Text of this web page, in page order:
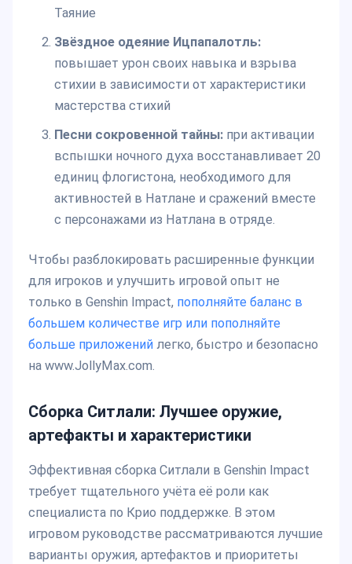
Таяние
Звёздное одеяние Ицпапалотль:
повышает урон своих навыка и взрыва
стихии в зависимости от характеристики
мастерства стихий
Песни сокровенной тайны: при активации
вспышки ночного духа восстанавливает 20
единиц флогистона, необходимого для
активностей в Натлане и сражений вместе
с персонажами из Натлана в отряде.
Чтобы разблокировать расширенные функции
для игроков и улучшить игровой опыт не
только в Genshin Impact, пополняйте баланс в
большем количестве игр или пополняйте
больше приложений легко, быстро и безопасно
на www.JollyMax.com.
Сборка Ситлали: Лучшее оружие,
артефакты и характеристики
Эффективная сборка Ситлали в Genshin Impact
требует тщательного учёта её роли как
специалиста по Крио поддержке. В этом
игровом руководстве рассматриваются лучшие
варианты оружия, артефактов и приоритеты